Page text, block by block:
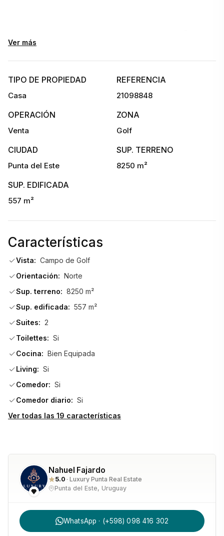
567 m² construidos, la casa se distingue por sus amplios
espacios, excelente distribución y una arquitectura pensada
paisaje.
8 dormitorios, diseñados para el máximo descanso y
Departamento de servicio con baño de servicio
Cocina totalmente equipada, perfecta para los amantes de
la gastronomía
momentos inolvidables
Parillero de piedra en el inmenso jardín
de silencio, naturaleza y exclusividad, en uno de los barrios
más codiciados de Punta del Este.
Una oportunidad excepcional para quienes buscan lujo,
amplitud y una ubicación privilegiada.
Ver más
TIPO DE PROPIEDAD
Casa
REFERENCIA
21098848
OPERACIÓN
Venta
ZONA
Golf
CIUDAD
Punta del Este
SUP. TERRENO
8250 m²
SUP. EDIFICADA
557 m²
Características
Vista: Campo de Golf
Orientación: Norte
Sup. terreno: 8250 m²
Sup. edificada: 557 m²
Suites: 2
Toilettes: Si
Cocina: Bien Equipada
Living: Si
Comedor: Si
Comedor diario: Si
Ver todas las 19 características
Nahuel Fajardo
5.0 · Luxury Punta Real Estate
Punta del Este, Uruguay
WhatsApp · (+598) 098 416 302